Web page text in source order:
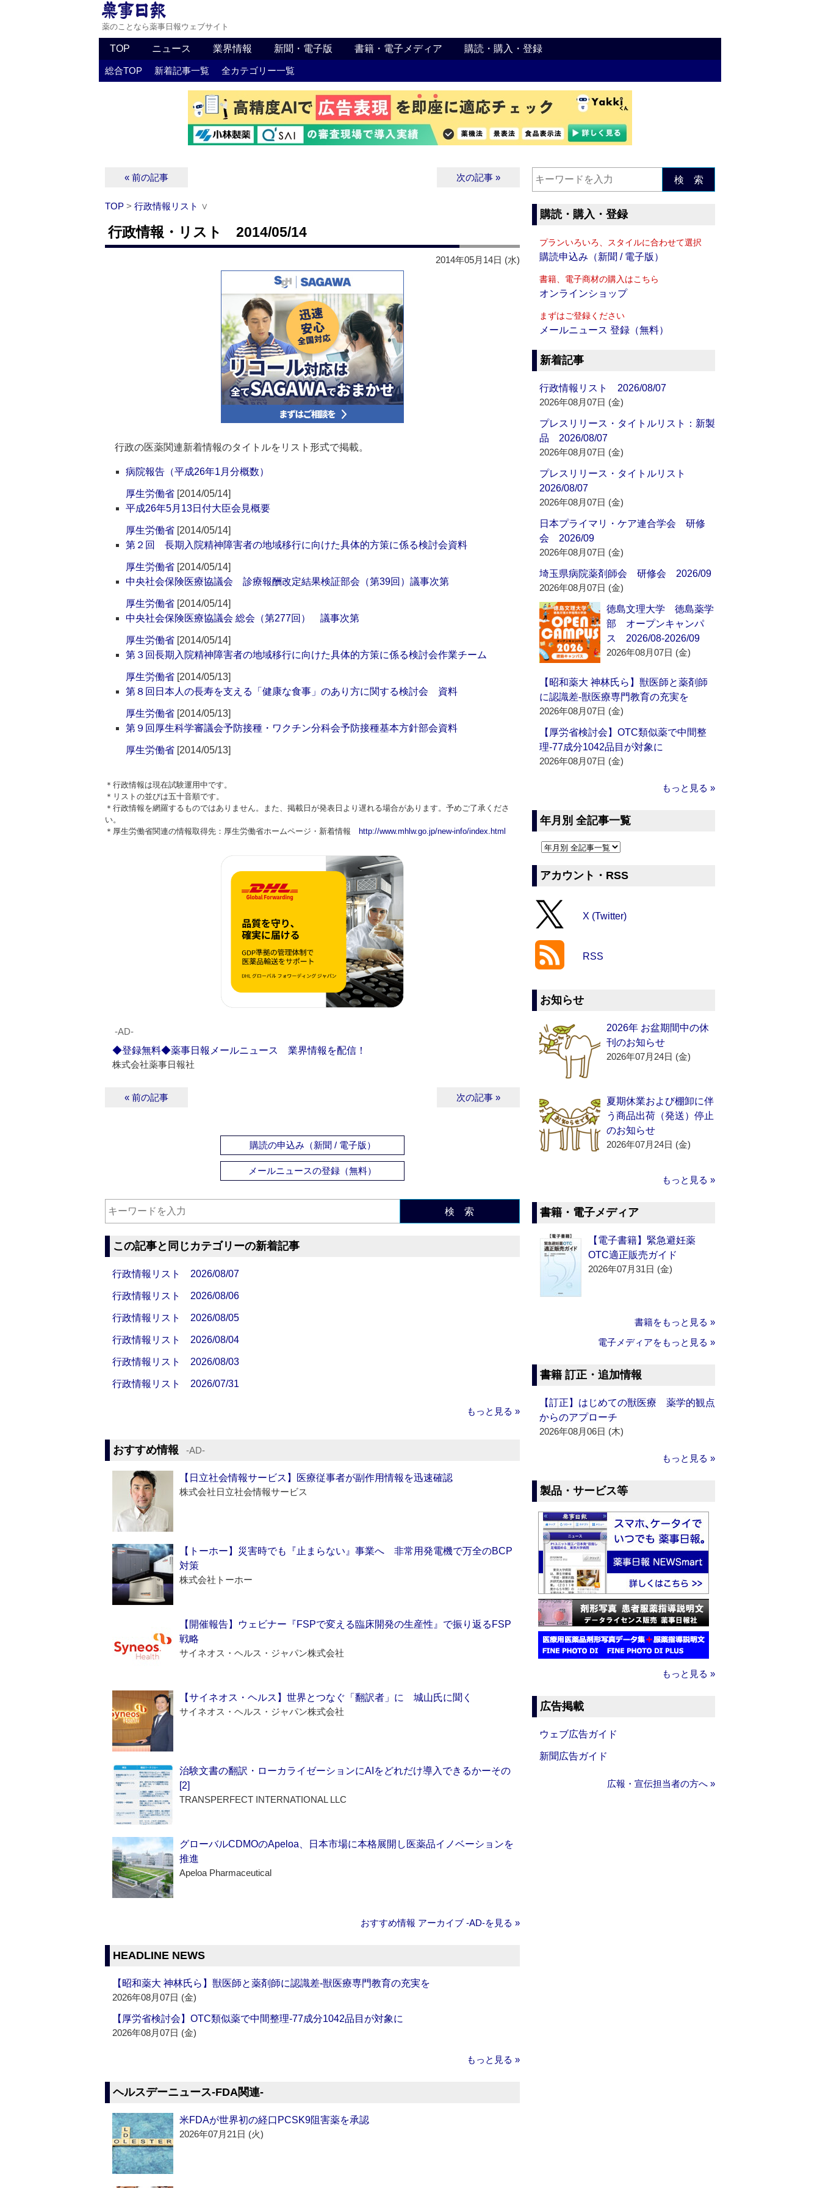
薬のことなら薬事日報ウェブサイト
TOP ニュース 業界情報 新聞・電子版 書籍・電子メディア 購読・購入・登録
総合TOP 新着記事一覧 全カテゴリー一覧
« 前の記事 次の記事 »
TOP > 行政情報リスト ∨
行政情報・リスト 2014/05/14
2014年05月14日 (水)
行政の医薬関連新着情報のタイトルをリスト形式で掲載。
病院報告（平成26年1月分概数）
厚生労働省 [2014/05/14]
平成26年5月13日付大臣会見概要
厚生労働省 [2014/05/14]
第２回 長期入院精神障害者の地域移行に向けた具体的方策に係る検討会資料
厚生労働省 [2014/05/14]
中央社会保険医療協議会 診療報酬改定結果検証部会（第39回）議事次第
厚生労働省 [2014/05/14]
中央社会保険医療協議会 総会（第277回） 議事次第
厚生労働省 [2014/05/14]
第３回長期入院精神障害者の地域移行に向けた具体的方策に係る検討会作業チーム
厚生労働省 [2014/05/13]
第８回日本人の長寿を支える「健康な食事」のあり方に関する検討会 資料
厚生労働省 [2014/05/13]
第９回厚生科学審議会予防接種・ワクチン分科会予防接種基本方針部会資料
厚生労働省 [2014/05/13]
＊行政情報は現在試験運用中です。
＊リストの並びは五十音順です。
＊行政情報を網羅するものではありません。また、掲載日が発表日より遅れる場合があります。予めご了承くださ
い。
＊厚生労働省関連の情報取得先：厚生労働省ホームページ・新着情報
http://www.mhlw.go.jp/new-info/index.html
‐AD‐
◆登録無料◆薬事日報メールニュース 業界情報を配信！
株式会社薬事日報社
« 前の記事 次の記事 »
購読の申込み（新聞 / 電子版）
メールニュースの登録（無料）
検 索
この記事と同じカテゴリーの新着記事
行政情報リスト 2026/08/07
行政情報リスト 2026/08/06
行政情報リスト 2026/08/05
行政情報リスト 2026/08/04
行政情報リスト 2026/08/03
行政情報リスト 2026/07/31
もっと見る »
おすすめ情報 ‐AD‐
【日立社会情報サービス】医療従事者が副作用情報を迅速確認
株式会社日立社会情報サービス
【トーホー】災害時でも『止まらない』事業へ 非常用発電機で万全のBCP
対策
株式会社トーホー
【開催報告】ウェビナー『FSPで変える臨床開発の生産性』で振り返るFSP
戦略
サイネオス・ヘルス・ジャパン株式会社
【サイネオス・ヘルス】世界とつなぐ「翻訳者」に 城山氏に聞く
サイネオス・ヘルス・ジャパン株式会社
治験文書の翻訳・ローカライゼーションにAIをどれだけ導入できるかーその
[2]
TRANSPERFECT INTERNATIONAL LLC
グローバルCDMOのApeloa、日本市場に本格展開し医薬品イノベーションを
推進
Apeloa Pharmaceutical
おすすめ情報 アーカイブ ‐AD‐を見る »
HEADLINE NEWS
【昭和薬大 神林氏ら】獣医師と薬剤師に認識差‐獣医療専門教育の充実を
2026年08月07日 (金)
【厚労省検討会】OTC類似薬で中間整理‐77成分1042品目が対象に
2026年08月07日 (金)
もっと見る »
ヘルスデーニュース‐FDA関連‐
米FDAが世界初の経口PCSK9阻害薬を承認
2026年07月21日 (火)
検 索
購読・購入・登録
プランいろいろ、スタイルに合わせて選択
購読申込み（新聞 / 電子版）
書籍、電子商材の購入はこちら
オンラインショップ
まずはご登録ください
メールニュース 登録（無料）
新着記事
行政情報リスト 2026/08/07
2026年08月07日 (金)
プレスリリース・タイトルリスト：新製
品 2026/08/07
2026年08月07日 (金)
プレスリリース・タイトルリスト
2026/08/07
2026年08月07日 (金)
日本プライマリ・ケア連合学会 研修
会 2026/09
2026年08月07日 (金)
埼玉県病院薬剤師会 研修会 2026/09
2026年08月07日 (金)
徳島文理大学 徳島薬学
部 オープンキャンパ
ス 2026/08-2026/09
2026年08月07日 (金)
【昭和薬大 神林氏ら】獣医師と薬剤師
に認識差‐獣医療専門教育の充実を
2026年08月07日 (金)
【厚労省検討会】OTC類似薬で中間整
理‐77成分1042品目が対象に
2026年08月07日 (金)
もっと見る »
年月別 全記事一覧
アカウント・RSS
X (Twitter)
RSS
お知らせ
2026年 お盆期間中の休
刊のお知らせ
2026年07月24日 (金)
夏期休業および棚卸に伴
う商品出荷（発送）停止
のお知らせ
2026年07月24日 (金)
もっと見る »
書籍・電子メディア
【電子書籍】緊急避妊薬
OTC適正販売ガイド
2026年07月31日 (金)
書籍をもっと見る »
電子メディアをもっと見る »
書籍 訂正・追加情報
【訂正】はじめての獣医療 薬学的観点
からのアプローチ
2026年08月06日 (木)
もっと見る »
製品・サービス等
もっと見る »
広告掲載
ウェブ広告ガイド
新聞広告ガイド
広報・宣伝担当者の方へ »